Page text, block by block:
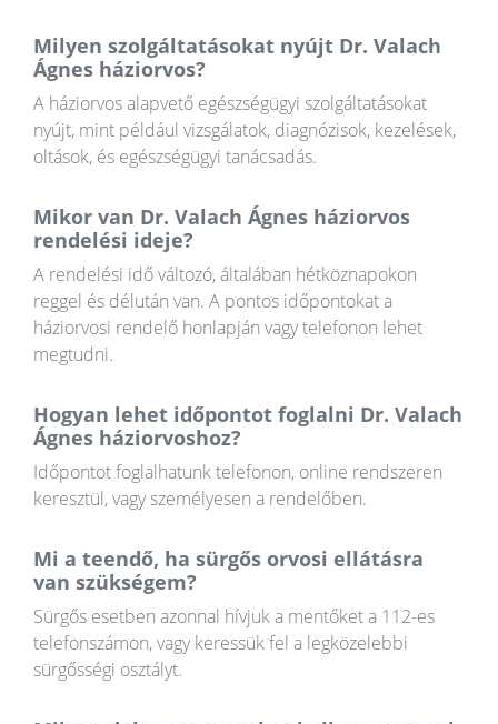
Milyen szolgáltatásokat nyújt Dr. Valach
Ágnes háziorvos?
A háziorvos alapvető egészségügyi szolgáltatásokat
nyújt, mint például vizsgálatok, diagnózisok, kezelések,
oltások, és egészségügyi tanácsadás.
Mikor van Dr. Valach Ágnes háziorvos
rendelési ideje?
A rendelési idő változó, általában hétköznapokon
reggel és délután van. A pontos időpontokat a
háziorvosi rendelő honlapján vagy telefonon lehet
megtudni.
Hogyan lehet időpontot foglalni Dr. Valach
Ágnes háziorvoshoz?
Időpontot foglalhatunk telefonon, online rendszeren
keresztül, vagy személyesen a rendelőben.
Mi a teendő, ha sürgős orvosi ellátásra
van szükségem?
Sürgős esetben azonnal hívjuk a mentőket a 112-es
telefonszámon, vagy keressük fel a legközelebbi
sürgősségi osztályt.